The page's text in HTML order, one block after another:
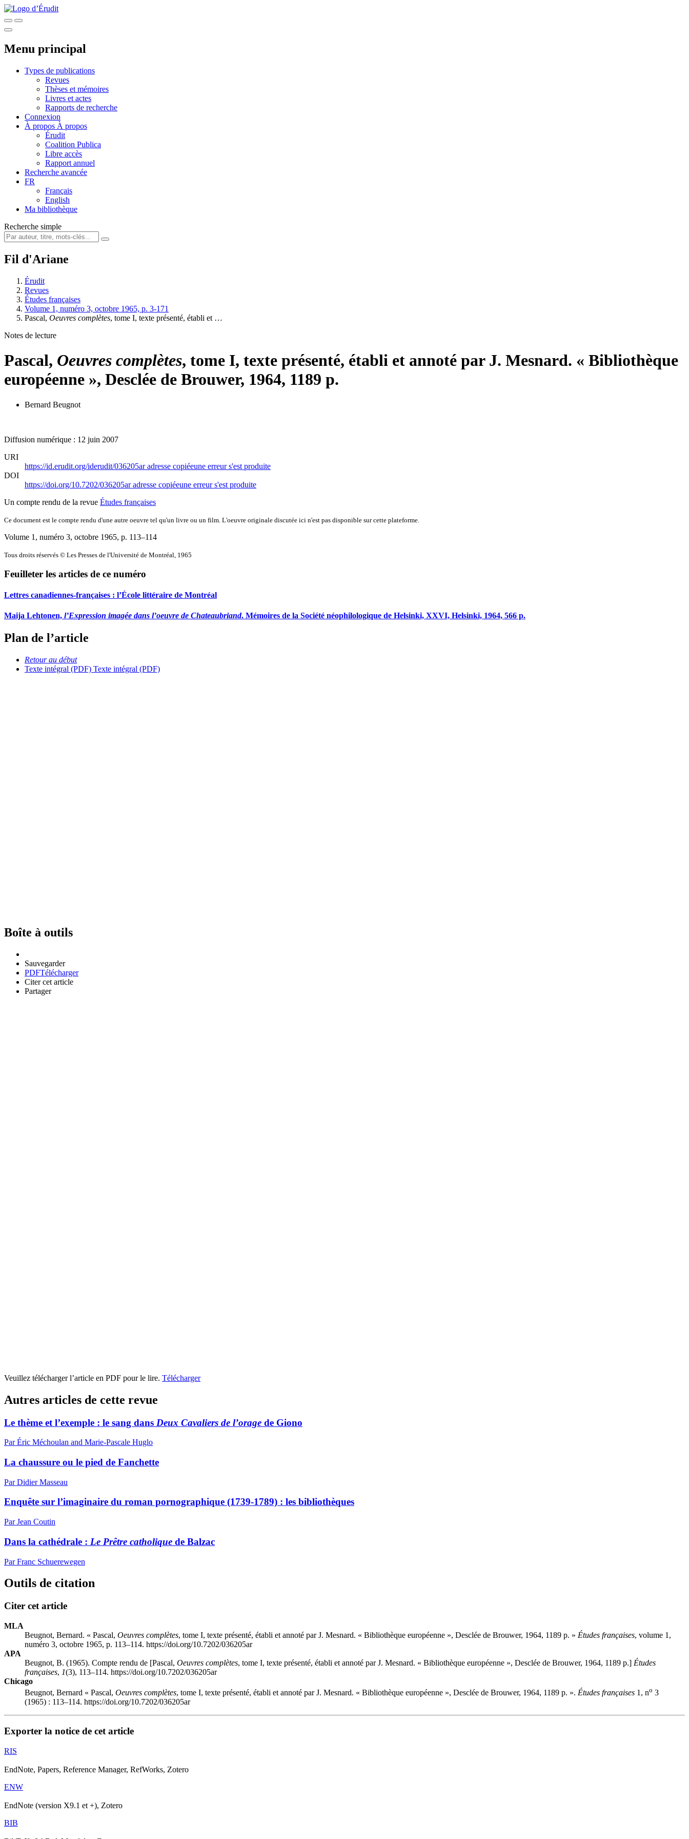
Menu principal
Types de publications
Revues
Thèses et mémoires
Livres et actes
Rapports de recherche
Connexion
À propos À propos
Érudit
Coalition Publica
Libre accès
Rapport annuel
Recherche avancée
FR
Français
English
Ma bibliothèque
Recherche simple
Fil d'Ariane
Érudit
Revues
Études françaises
Volume 1, numéro 3, octobre 1965, p. 3-171
Pascal, Oeuvres complètes, tome I, texte présenté, établi et …
Notes de lecture
Pascal, Oeuvres complètes, tome I, texte présenté, établi et annoté par J. Mesnard. « Bibliothèque
européenne », Desclée de Brouwer, 1964, 1189 p.
Bernard Beugnot
Diffusion numérique : 12 juin 2007
URI
https://id.erudit.org/iderudit/036205aradresse copiéeune erreur s'est produite
DOI
https://doi.org/10.7202/036205aradresse copiéeune erreur s'est produite
Un compte rendu de la revue Études françaises
Ce document est le compte rendu d'une autre oeuvre tel qu'un livre ou un film. L'oeuvre originale discutée ici n'est pas disponible sur cette plateforme.
Volume 1, numéro 3, octobre 1965, p. 113–114
Tous droits réservés © Les Presses de l'Université de Montréal, 1965
Feuilleter les articles de ce numéro
Lettres canadiennes-françaises : l’École littéraire de Montréal
Maija Lehtonen, l’Expression imagée dans l’oeuvre de Chateaubriand. Mémoires de la Société néophilologique de Helsinki, XXVI, Helsinki, 1964, 566 p.
Plan de l’article
Retour au début
Texte intégral (PDF) Texte intégral (PDF)
Boîte à outils
Sauvegarder
PDFTélécharger
Citer cet article
Partager
Veuillez télécharger l’article en PDF pour le lire. Télécharger
Autres articles de cette revue
Le thème et l’exemple : le sang dans Deux Cavaliers de l’orage de Giono
Par Éric Méchoulan and Marie-Pascale Huglo
La chaussure ou le pied de Fanchette
Par Didier Masseau
Enquête sur l’imaginaire du roman pornographique (1739‑1789) : les bibliothèques
Par Jean Coutin
Dans la cathédrale : Le Prêtre catholique de Balzac
Par Franc Schuerewegen
Outils de citation
Citer cet article
MLA
Beugnot, Bernard. « Pascal, Oeuvres complètes, tome I, texte présenté, établi et annoté par J. Mesnard. « Bibliothèque européenne », Desclée de Brouwer, 1964, 1189 p. » Études françaises, volume 1,
numéro 3, octobre 1965, p. 113–114. https://doi.org/10.7202/036205ar
APA
Beugnot, B. (1965). Compte rendu de [Pascal, Oeuvres complètes, tome I, texte présenté, établi et annoté par J. Mesnard. « Bibliothèque européenne », Desclée de Brouwer, 1964, 1189 p.] Études
françaises, 1(3), 113–114. https://doi.org/10.7202/036205ar
Chicago
Beugnot, Bernard « Pascal, Oeuvres complètes, tome I, texte présenté, établi et annoté par J. Mesnard. « Bibliothèque européenne », Desclée de Brouwer, 1964, 1189 p. ». Études françaises 1, no 3
(1965) : 113–114. https://doi.org/10.7202/036205ar
Exporter la notice de cet article
RIS
EndNote, Papers, Reference Manager, RefWorks, Zotero
ENW
EndNote (version X9.1 et +), Zotero
BIB